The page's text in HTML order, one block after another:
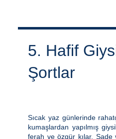
5. Hafif
Şortlar
Sıcak yaz günlerinde
kumaşlardan yapılmış
ferah ve özgür kılar. Sade